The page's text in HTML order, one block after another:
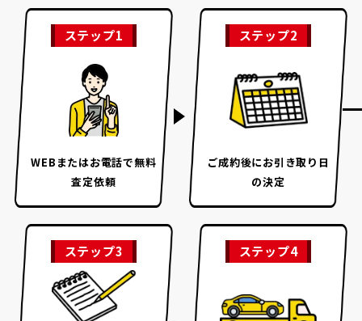
ステップ1
WEBまたはお電話で無料
査定依頼
ステップ2
ご成約後にお引き取り日
の決定
ステップ3 ステップ4